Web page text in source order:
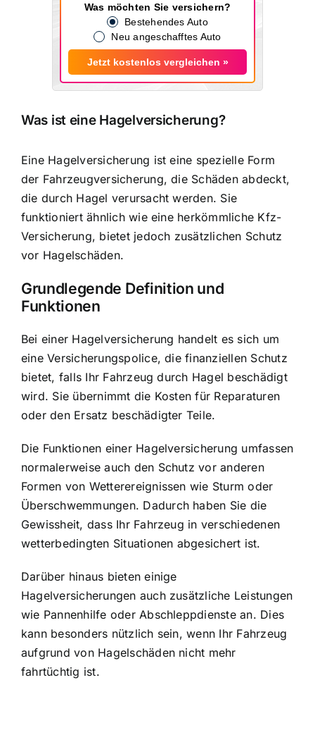
Was möchten Sie versichern?
Bestehendes Auto
Neu angeschafftes Auto
Jetzt kostenlos vergleichen »
Was ist eine Hagelversicherung?
Eine Hagelversicherung ist eine spezielle Form
der Fahrzeugversicherung, die Schäden abdeckt,
die durch Hagel verursacht werden. Sie
funktioniert ähnlich wie eine herkömmliche Kfz-
Versicherung, bietet jedoch zusätzlichen Schutz
vor Hagelschäden.
Grundlegende Definition und
Funktionen
Bei einer Hagelversicherung handelt es sich um
eine Versicherungspolice, die finanziellen Schutz
bietet, falls Ihr Fahrzeug durch Hagel beschädigt
wird. Sie übernimmt die Kosten für Reparaturen
oder den Ersatz beschädigter Teile.
Die Funktionen einer Hagelversicherung umfassen
normalerweise auch den Schutz vor anderen
Formen von Wetterereignissen wie Sturm oder
Überschwemmungen. Dadurch haben Sie die
Gewissheit, dass Ihr Fahrzeug in verschiedenen
wetterbedingten Situationen abgesichert ist.
Darüber hinaus bieten einige
Hagelversicherungen auch zusätzliche Leistungen
wie Pannenhilfe oder Abschleppdienste an. Dies
kann besonders nützlich sein, wenn Ihr Fahrzeug
aufgrund von Hagelschäden nicht mehr
fahrtüchtig ist.